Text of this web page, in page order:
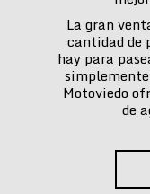
La gran
cantidad de
hay para
Motoviedo
de